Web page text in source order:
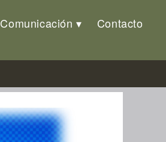
Comunicación Contacto